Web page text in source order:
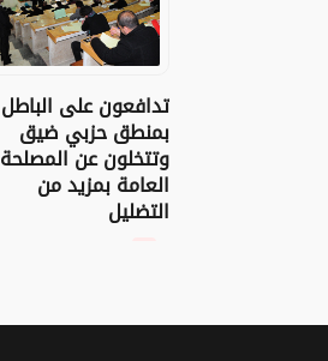
تدافعون على الباطل
بمنطق حزبي ضيق
وتتخلون عن المصلحة
العامة بمزيد من
التضليل